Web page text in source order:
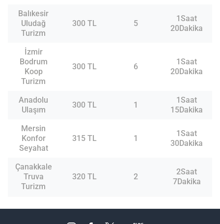
Balıkesir
Uludağ
Turizm
300 TL 5
1Saat
20Dakika
İzmir
Bodrum
Koop
Turizm
300 TL 6
1Saat
20Dakika
Anadolu
Ulaşım
300 TL 1
1Saat
15Dakika
Mersin
Konfor
Seyahat
315 TL 1
1Saat
30Dakika
Çanakkale
Truva
Turizm
320 TL 2
2Saat
7Dakika